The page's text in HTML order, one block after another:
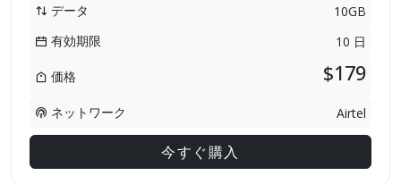
データ
10GB
有効期限
10 日
価格 $179
ネットワーク Airtel
今すぐ購入